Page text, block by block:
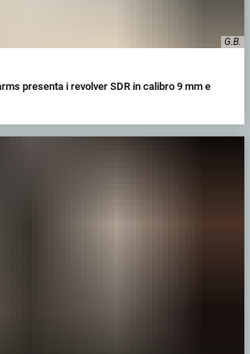
G.B.
presenta i revolver SDR in calibro 9 mm e